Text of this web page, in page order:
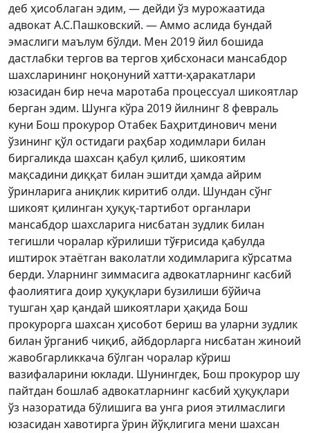
деб ҳисоблаган эдим, — дейди ўз мурожаатида
адвокат А.С.Пашковский. — Аммо аслида бундай
эмаслиги маълум бўлди. Мен 2019 йил бошида
дастлабки тергов ва тергов ҳибсхонаси мансабдор
шахсларининг ноқонуний хатти-ҳаракатлари
юзасидан бир неча маротаба процессуал шикоятлар
берган эдим. Шунга кўра 2019 йилнинг 8 февраль
куни Бош прокурор Отабек Баҳритдинович мени
ўзининг қўл остидаги раҳбар ходимлари билан
биргаликда шахсан қабул қилиб, шикоятим
мақсадини диққат билан эшитди ҳамда айрим
ўринларига аниқлик киритиб олди. Шундан сўнг
шикоят қилинган ҳуқуқ-тартибот органлари
мансабдор шахсларига нисбатан зудлик билан
тегишли чоралар кўрилиши тўғрисида қабулда
иштирок этаётган ваколатли ходимларига кўрсатма
берди. Уларнинг зиммасига адвокатларнинг касбий
фаолиятига доир ҳуқуқлари бузилиши бўйича
тушган ҳар қандай шикоятлари ҳақида Бош
прокурорга шахсан ҳисобот бериш ва уларни зудлик
билан ўрганиб чиқиб, айбдорларга нисбатан жиноий
жавобгарликкача бўлган чоралар кўриш
вазифаларини юклади. Шунингдек, Бош прокурор шу
пайтдан бошлаб адвокатларнинг касбий ҳуқуқлари
ўз назоратида бўлишига ва унга риоя этилмаслиги
юзасидан хавотирга ўрин йўқлигига мени шахсан